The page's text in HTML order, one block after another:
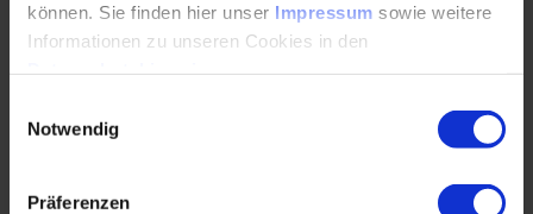
können. Sie finden hier unser Impressum sowie weitere
Informationen zu unseren Cookies in den
Notwendig
Präferenzen
Vorgehensweise zur Toolqualifikation
funktionales ­System- Management in der Praxis
Anhand eines Fallbeispiels wird die Umsetzung der